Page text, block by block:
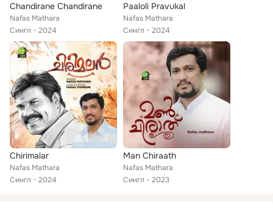
Chandirane Chandirane
Nafas Mathara
Сингл
2024
Paaloli Pravukal
Nafas Mathara
Сингл
2024
Chirimalar
Nafas Mathara
Сингл
2024
Man Chiraath
Nafas Mathara
Сингл
2023